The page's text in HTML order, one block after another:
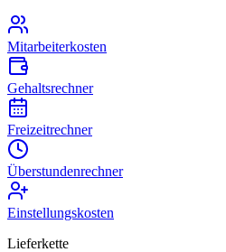
Mitarbeiterkosten
Gehaltsrechner
Freizeitrechner
Überstundenrechner
Einstellungskosten
Lieferkette